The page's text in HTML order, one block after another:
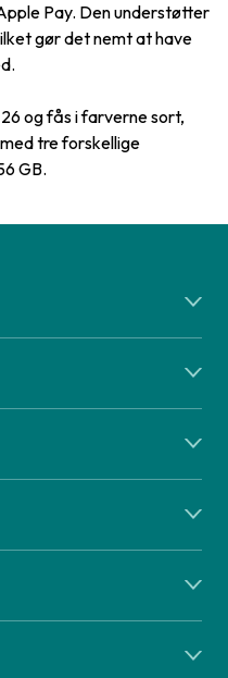
Pay. Den understøtter
gør det nemt at have
og fås i farverne sort,
med tre forskellige
GB.